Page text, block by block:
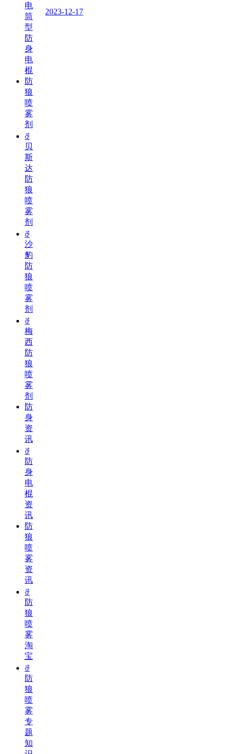
2023-12-17
电
筒
型
防
身
电
棍
防
狼
喷
雾
剂
ꁕ
贝
斯
达
防
狼
喷
雾
剂
ꁕ
沙
豹
防
狼
喷
雾
剂
ꁕ
梅
西
防
狼
喷
雾
剂
防
身
资
讯
ꁕ
防
身
电
棍
资
讯
防
狼
喷
雾
资
讯
ꁕ
防
狼
喷
雾
淘
宝
ꁕ
防
狼
喷
雾
专
题
知